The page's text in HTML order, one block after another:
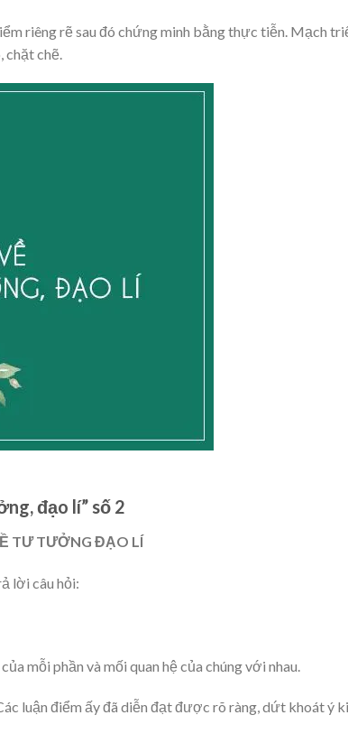
riêng rẽ sau đó chứng minh bằng thực tiễn. Mạch
chặt chẽ.
đạo lí” số 2
TƯ TƯỞNG ĐẠO LÍ
lời câu hỏi:
mỗi phần và mối quan hệ của chúng với nhau.
luận điểm ấy đã diễn đạt được rõ ràng, dứt khoát ý